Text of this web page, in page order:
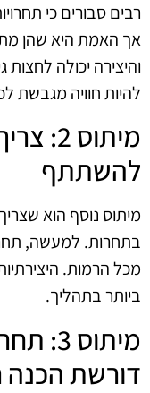
רבים סבורים כי
אך האמת היא שהן
והיצירה יכולה
להיות חוויה מגבשת
להשתתף
מיתוס נוסף הוא
בתחרות. למעשה,
מכל הרמות.
ביותר בתהליך.
דורשת הכנה